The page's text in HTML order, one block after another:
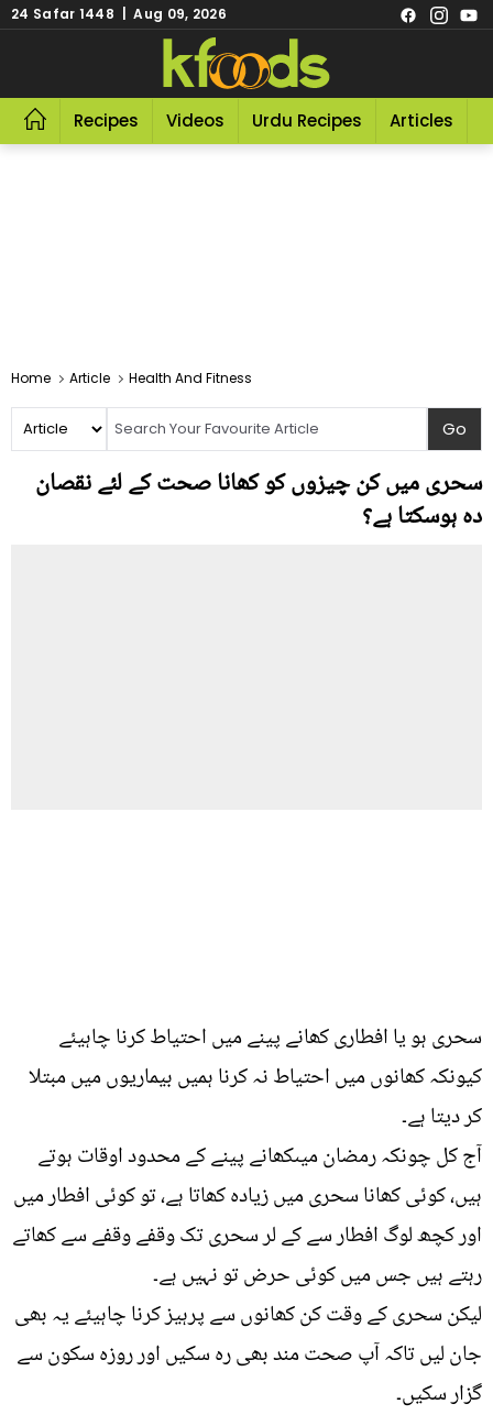
24 Safar 1448 | Aug 09, 2026
Recipes Videos Urdu Recipes Articles
Home Article Health And Fitness
سحری میں کن چیزوں کو کھانا صحت کے لئے نقصان
دہ ہوسکتا ہے؟
سحری ہو یا افطاری کھانے پینے میں احتیاط کرنا چاہیئے
کیونکہ کھانوں میں احتیاط نہ کرنا ہمیں بیماریوں میں مبتلا
کر دیتا ہے۔
آج کل چونکہ رمضان میںکھانے پینے کے محدود اوقات ہوتے
ہیں، کوئی کھانا سحری میں زیادہ کھاتا ہے، تو کوئی افطار میں
اور کچھ لوگ افطار سے کے لر سحری تک وقفے وقفے سے کھاتے
رہتے ہیں جس میں کوئی حرض تو نہیں ہے۔
لیکن سحری کے وقت کن کھانوں سے پرہیز کرنا چاہیئے یہ بھی
جان لیں تاکہ آپ صحت مند بھی رہ سکیں اور روزہ سکون سے
گزار سکیں۔